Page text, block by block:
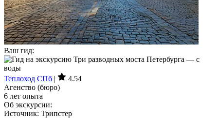
Ваш гид:
Теплоход СПб |
4.54
Агенство (бюро)
6 лет опыта
Об экскурсии:
Источник: Трипстер